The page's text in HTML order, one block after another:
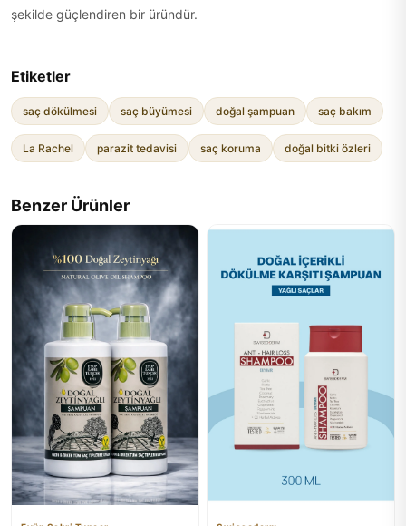
şekilde güçlendiren bir üründür.
Etiketler
saç dökülmesi saç büyümesi doğal şampuan saç bakım
La Rachel parazit tedavisi saç koruma doğal bitki özleri
Benzer Ürünler